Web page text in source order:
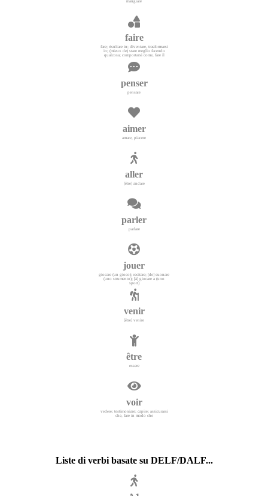
mangiare
faire
fare; risultare in; diventare, trasformarsi
in; (mieux de) stare meglio facendo
qualcosa; comportarsi come, fare il
penser
pensare
aimer
amare, piacere
aller
[être] andare
parler
parlare
jouer
giocare (un gioco); recitare; [de] suonare
(uno strumento); [à] giocare a (uno
sport)
venir
[être] venire
être
essere
voir
vedere; testimoniare; capire; assicurarsi
che, fare in modo che
Liste di verbi basate su DELF/DALF...